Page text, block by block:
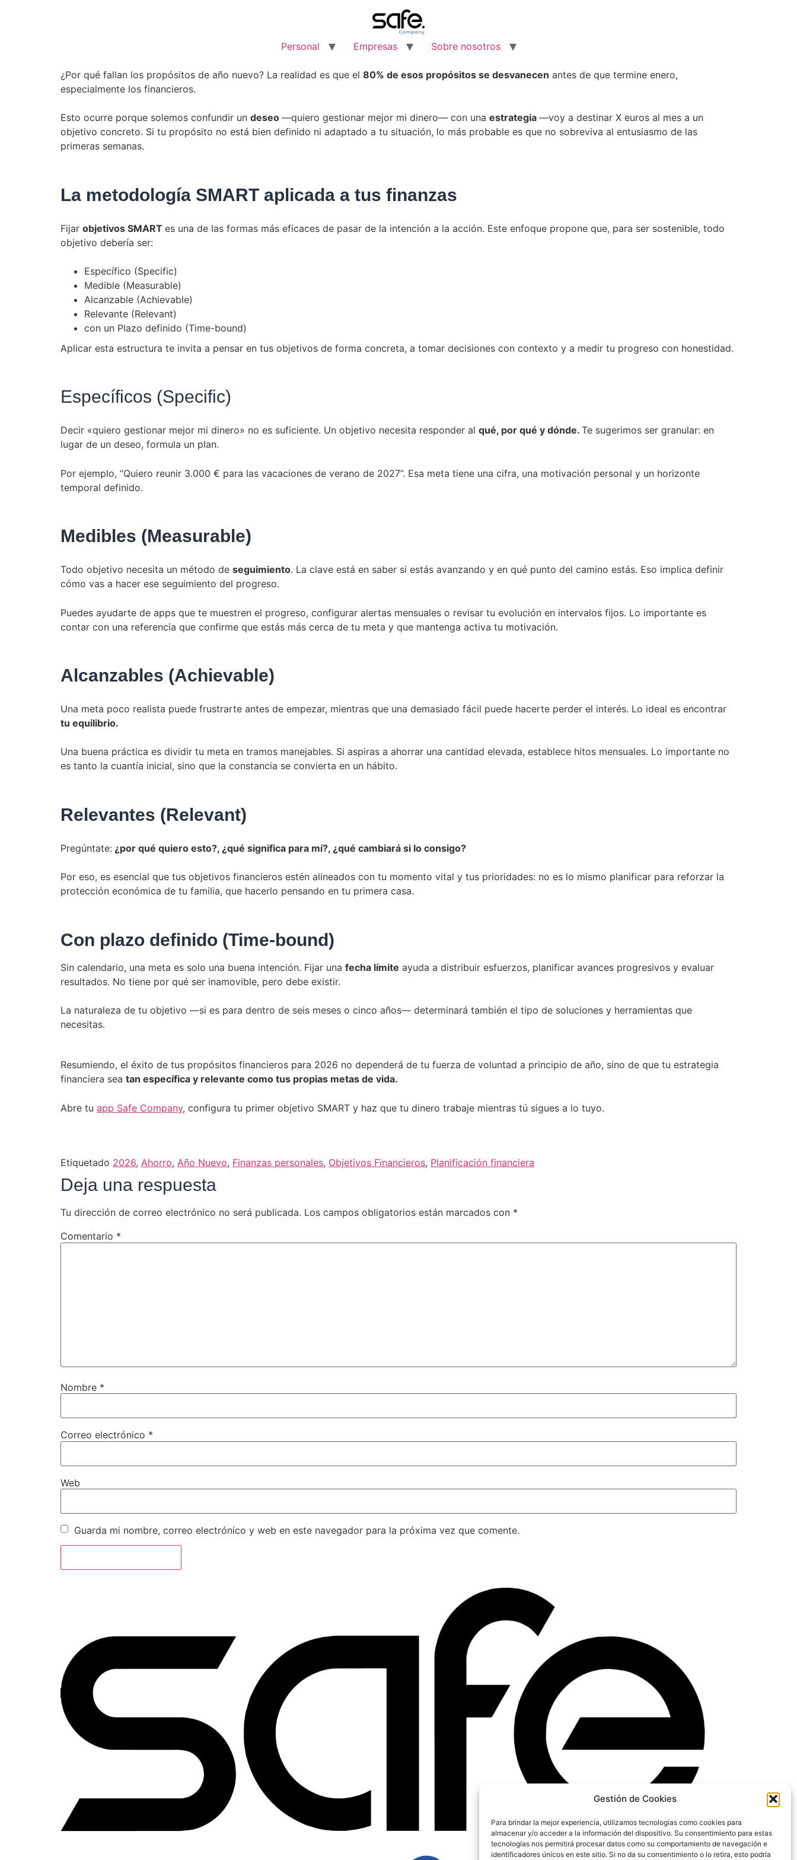
Gestión de Cookies
Para brindar la mejor experiencia, utilizamos tecnologías como cookies para
almacenar y/o acceder a la información del dispositivo. Su consentimiento para estas
tecnologías nos permitirá procesar datos como su comportamiento de navegación e
identificadores únicos en este sitio. Si no da su consentimiento o lo retira, esto podría
Personal Empresas Sobre nosotros
¿Por qué fallan los propósitos de año nuevo? La realidad es que el 80% de esos propósitos se desvanecen antes de que termine enero,
especialmente los financieros.
Esto ocurre porque solemos confundir un deseo —quiero gestionar mejor mi dinero— con una estrategia —voy a destinar X euros al mes a un
objetivo concreto. Si tu propósito no está bien definido ni adaptado a tu situación, lo más probable es que no sobreviva al entusiasmo de las
primeras semanas.
La metodología SMART aplicada a tus finanzas
Fijar objetivos SMART es una de las formas más eficaces de pasar de la intención a la acción. Este enfoque propone que, para ser sostenible, todo
objetivo debería ser:
Específico (Specific)
Medible (Measurable)
Alcanzable (Achievable)
Relevante (Relevant)
con un Plazo definido (Time-bound)
Aplicar esta estructura te invita a pensar en tus objetivos de forma concreta, a tomar decisiones con contexto y a medir tu progreso con honestidad.
Específicos (Specific)
Decir «quiero gestionar mejor mi dinero» no es suficiente. Un objetivo necesita responder al qué, por qué y dónde. Te sugerimos ser granular: en
lugar de un deseo, formula un plan.
Por ejemplo, “Quiero reunir 3.000 € para las vacaciones de verano de 2027”. Esa meta tiene una cifra, una motivación personal y un horizonte
temporal definido.
Medibles (Measurable)
Todo objetivo necesita un método de seguimiento. La clave está en saber si estás avanzando y en qué punto del camino estás. Eso implica definir
cómo vas a hacer ese seguimiento del progreso.
Puedes ayudarte de apps que te muestren el progreso, configurar alertas mensuales o revisar tu evolución en intervalos fijos. Lo importante es
contar con una referencia que confirme que estás más cerca de tu meta y que mantenga activa tu motivación.
Alcanzables (Achievable)
Una meta poco realista puede frustrarte antes de empezar, mientras que una demasiado fácil puede hacerte perder el interés. Lo ideal es encontrar
tu equilibrio.
Una buena práctica es dividir tu meta en tramos manejables. Si aspiras a ahorrar una cantidad elevada, establece hitos mensuales. Lo importante no
es tanto la cuantía inicial, sino que la constancia se convierta en un hábito.
Relevantes (Relevant)
Pregúntate: ¿por qué quiero esto?, ¿qué significa para mí?, ¿qué cambiará si lo consigo?
Por eso, es esencial que tus objetivos financieros estén alineados con tu momento vital y tus prioridades: no es lo mismo planificar para reforzar la
protección económica de tu familia, que hacerlo pensando en tu primera casa.
Con plazo definido (Time-bound)
Sin calendario, una meta es solo una buena intención. Fijar una fecha límite ayuda a distribuir esfuerzos, planificar avances progresivos y evaluar
resultados. No tiene por qué ser inamovible, pero debe existir.
La naturaleza de tu objetivo —si es para dentro de seis meses o cinco años— determinará también el tipo de soluciones y herramientas que
necesitas.
Resumiendo, el éxito de tus propósitos financieros para 2026 no dependerá de tu fuerza de voluntad a principio de año, sino de que tu estrategia
financiera sea tan específica y relevante como tus propias metas de vida.
Abre tu app Safe Company, configura tu primer objetivo SMART y haz que tu dinero trabaje mientras tú sigues a lo tuyo.
Etiquetado 2026, Ahorro, Año Nuevo, Finanzas personales, Objetivos Financieros, Planificación financiera
Deja una respuesta
Tu dirección de correo electrónico no será publicada. Los campos obligatorios están marcados con *
Comentario *
Nombre *
Correo electrónico *
Web
Guarda mi nombre, correo electrónico y web en este navegador para la próxima vez que comente.